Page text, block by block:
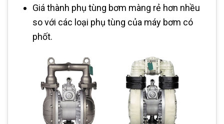
Giá thành phụ tùng bơm màng rẻ hơn nhều
so với các loại phụ tùng của máy bơm có
phốt.